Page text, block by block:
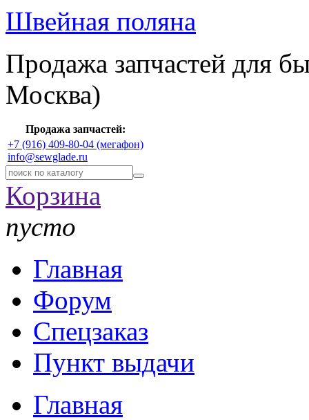
Швейная поляна
Продажа запчастей для
Москва)
Продажа запчастей:
+7 (916) 409-80-04 (мегафон)
info@sewglade.ru
Корзина
пусто
Главная
Форум
Спецзаказ
Пункт выдачи
Главная